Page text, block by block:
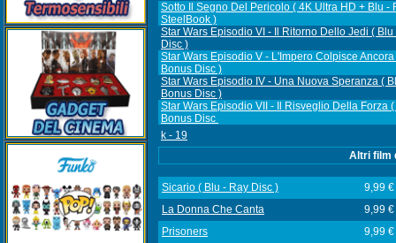
Sotto Il Segno Del Pericolo ( 4K Ultra HD + Blu -
SteelBook )
Star Wars Episodio VI - Il Ritorno Dello Jedi (
Disc )
Star Wars Episodio V - L'Impero Colpisce
Bonus Disc )
Star Wars Episodio IV - Una Nuova Speranza (
Bonus Disc )
Star Wars Episodio VII - Il Risveglio Della Forza
Bonus Disc
k - 19
Altri film
Sicario ( Blu - Ray Disc )
9,99 €
La Donna Che Canta
9,99 €
Prisoners
9,99 €